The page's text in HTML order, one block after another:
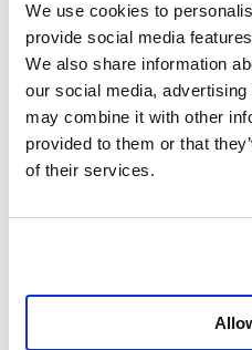
We use cookies to
provide social media
We also share information
our social media,
may combine it with other
provided to them or that
of their services.
de protéger nos citoyens.
de cette affaire. »
Le PTB demande la
intérieures du Parlement
le ministre de l’Intérieur
Julien
Instagram